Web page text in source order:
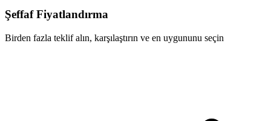
Şeffaf Fiyatlandırma
Birden fazla teklif alın, karşılaştırın ve en uygununu seçin